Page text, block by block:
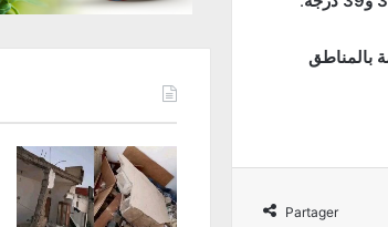
بالمناطق
Partager